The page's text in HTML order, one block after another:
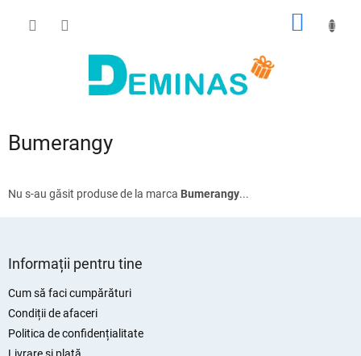
COŞ
Bumerangy
Nu s-au găsit produse de la marca Bumerangy...
Informații pentru tine
Cum să faci cumpărături
Condiții de afaceri
Politica de confidențialitate